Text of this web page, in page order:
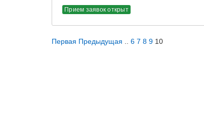
Прием заявок открыт
Первая Предыдущая 6 7 8 9 10